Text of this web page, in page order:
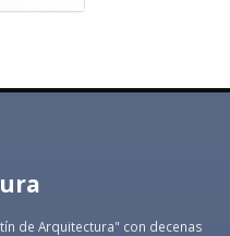
de Arquitectura" con decenas